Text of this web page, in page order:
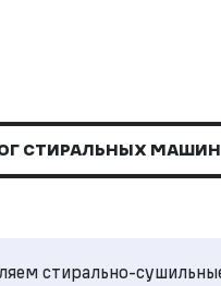
СТИРАЛЬНЫХ МАШИН
стирально-